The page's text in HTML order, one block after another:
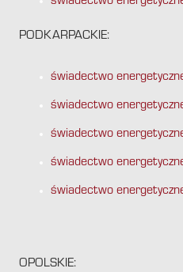
PODKARPACKIE:
świadectwo
świadectwo
świadectwo
świadectwo
świadectwo
OPOLSKIE: